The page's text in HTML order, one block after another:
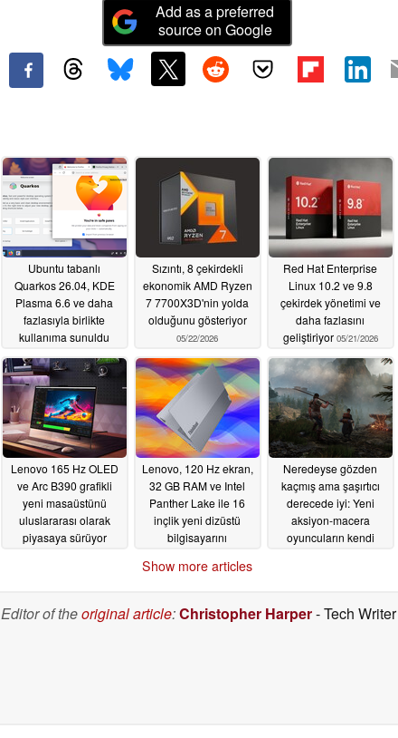
Add as a preferred
source on Google
Ubuntu tabanlı
Quarkos 26.04, KDE
Plasma 6.6 ve daha
fazlasıyla birlikte
kullanıma sunuldu
05/22/2026
Sızıntı, 8 çekirdekli
ekonomik AMD Ryzen
7 7700X3D'nin yolda
olduğunu gösteriyor
05/22/2026
Red Hat Enterprise
Linux 10.2 ve 9.8
çekirdek yönetimi ve
daha fazlasını
geliştiriyor 05/21/2026
Lenovo 165 Hz OLED
ve Arc B390 grafikli
yeni masaüstünü
uluslararası olarak
piyasaya sürüyor
Lenovo, 120 Hz ekran,
32 GB RAM ve Intel
Panther Lake ile 16
inçlik yeni dizüstü
bilgisayarını
piyasaya sürdü
Neredeyse gözden
kaçmış ama şaşırtıcı
derecede iyi: Yeni
aksiyon-macera
oyuncuların kendi
Show more articles
Editor of theoriginal article:Christopher Harper- Tech Writer